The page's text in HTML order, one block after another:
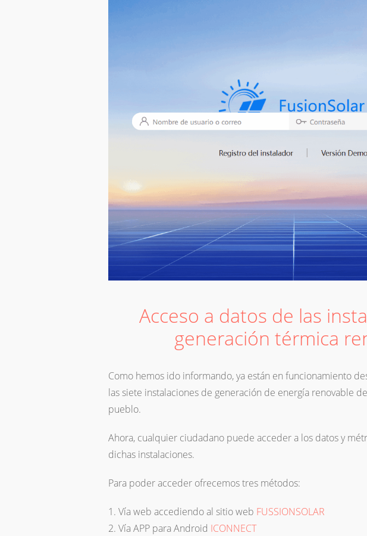
Acceso a datos de las
generación térmica
Como hemos ido informando, ya están en funcionamiento
las siete instalaciones de generación de energía renovable
pueblo.
Ahora, cualquier ciudadano puede acceder a los datos y
dichas instalaciones.
Para poder acceder ofrecemos tres métodos:
Vía web accediendo al sitio web FUSSIONSOLAR
Vía APP para Android ICONNECT